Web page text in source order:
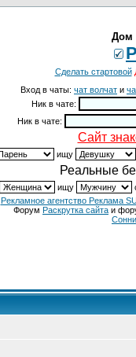
Дом
Сделать стартовой
Вход в чаты: чат волчат и
Ник в чате:
Ник в чате:
Cайт
ищу
Реальные
ищу
Рекламное агентство Реклама
Форум Раскрутка сайта и